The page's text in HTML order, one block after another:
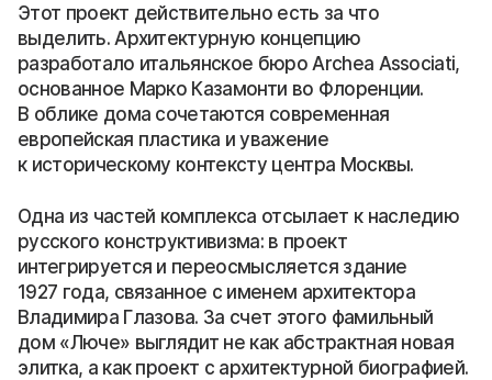
Этот проект действительно есть за что
выделить. Архитектурную концепцию
разработало итальянское бюро Archea Associati,
основанное Марко Казамонти во Флоренции.
В облике дома сочетаются современная
европейская пластика и уважение
к историческому контексту центра Москвы.
Одна из частей комплекса отсылает к наследию
русского конструктивизма: в проект
интегрируется и переосмысляется здание
1927 года, связанное с именем архитектора
Владимира Глазова. За счет этого фамильный
дом «Люче» выглядит не как абстрактная новая
элитка, а как проект с архитектурной биографией.